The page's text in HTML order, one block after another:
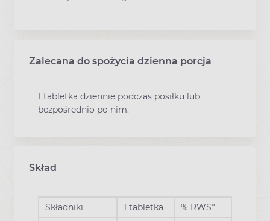
Zalecana do spożycia dzienna porcja
1 tabletka dziennie podczas posiłku lub
bezpośrednio po nim.
Skład
Składniki 1 tabletka
% RWS*